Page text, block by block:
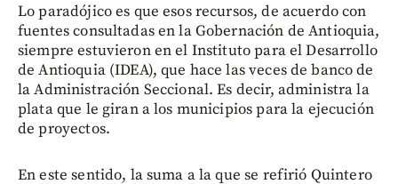
Lo paradójico es que esos recursos, de acuerdo con
fuentes consultadas en la Gobernación de Antioquia,
siempre estuvieron en el Instituto para el Desarrollo
de Antioquia (IDEA), que hace las veces de banco de
la Administración Seccional. Es decir, administra la
plata que le giran a los municipios para la ejecución
de proyectos.
En este sentido, la suma a la que se refirió Quintero